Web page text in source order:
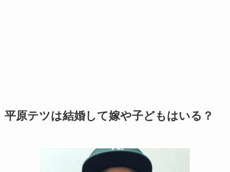
平原テツは結婚して嫁や子どもはいる？